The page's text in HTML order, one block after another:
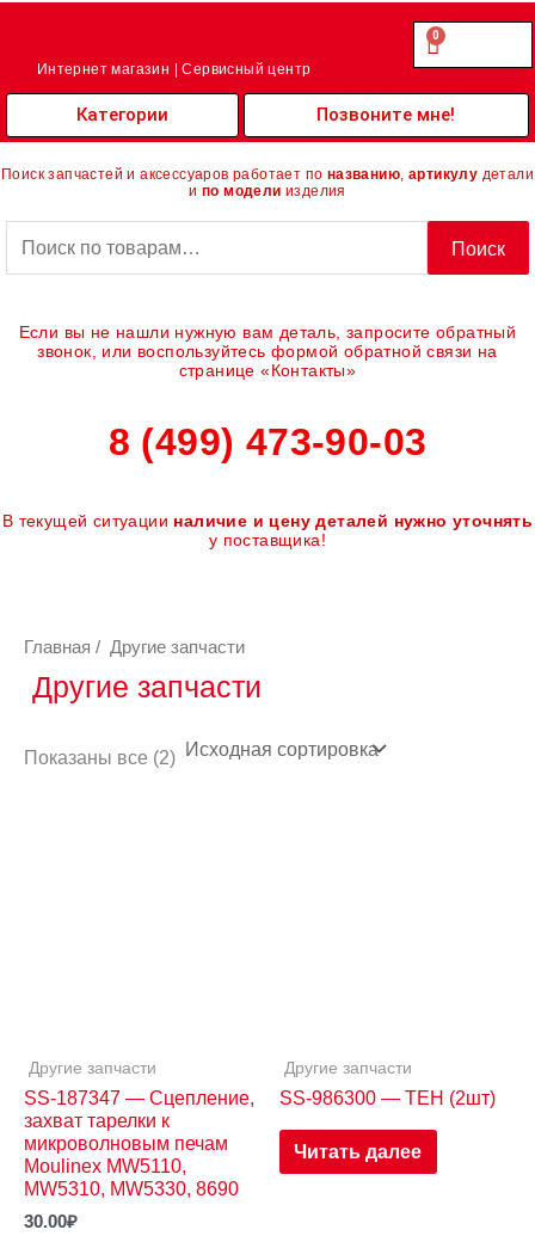
Перейти
Интернет магазин | Сервисный центр
0.00
0
Cart
Категории Позвоните мне!
Поиск запчастей и аксессуаров работает по названию артикулу детали
и по модели изделия
Поиск
Если вы не нашли нужную вам деталь, запросите обратный
звонок, или воспользуйтесь формой обратной связи на
странице «Контакты»
8 (499) 473-90-03
В текущей ситуации наличие и цену деталей нужно уточнять
у поставщика!
Главная / Другие запчасти
Другие запчасти
Показаны все (2)
Другие запчасти
SS-187347 — Сцепление,
захват тарелки к
микроволновым печам
Moulinex MW5110,
MW5310, MW5330, 8690
30.00₽
Другие запчасти
SS-986300 — ТЕН (2шт)
Читать далее